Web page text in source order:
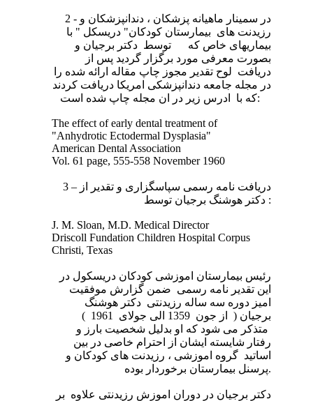
2 - در سمینار ماهیانه پزشکان ، دندانپزشکان و
رزیدنت های بیمارستان کودکان" دریسکل " با
بیماریهای خاص که
توسط دکتر برجیان و
بصورت معرفی مورد برگزار گردید پس از
دریافت لوح تقدیر مجوز چاپ مقاله ارائه شده را
در مجله جامعه دندانپزشکی امریکا دریافت کردند
که با ادرس زیر در ان مجله چاپ شده است:
The effect of early dental treatment of
"Anhydrotic Ectodermal Dysplasia"
American Dental Association
Vol. 61 page, 555-558 November 1960
3 – دریافت نامه رسمی سپاسگزاری و تقدیر از
دکتر هوشنگ برجیان توسط :
J. M. Sloan, M.D. Medical Director
Driscoll Fundation Children Hospital Corpus
Christi, Texas
رئیس بیمارستان اموزشی کودکان دریسکول در
این تقدیر نامه رسمی ضمن گزارش موفقیت
امیز دوره سه ساله رزیدنتی دکتر هوشنگ
برجیان ( از جون 1359 الی جولای 1961 )
متذکر می شود که او بدلیل شخصیت بارز و
رفتار شایسته ایشان از احترام خاصی در بین
اساتید گروه اموزشی ، رزیدنت های کودکان و
پرسنل بیمارستان برخوردار بوده.